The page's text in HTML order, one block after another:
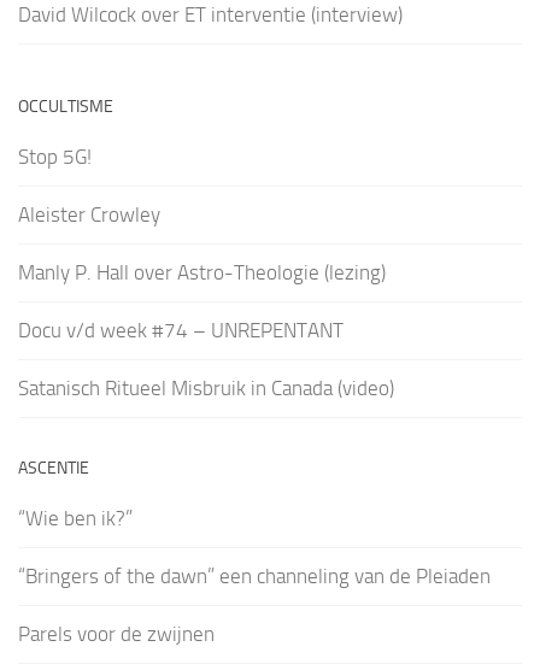
David Wilcock over ET interventie (interview)
OCCULTISME
Stop 5G!
Aleister Crowley
Manly P. Hall over Astro-Theologie (lezing)
Docu v/d week #74 – UNREPENTANT
Satanisch Ritueel Misbruik in Canada (video)
ASCENTIE
“Wie ben ik?”
“Bringers of the dawn” een channeling van de Pleiaden
Parels voor de zwijnen